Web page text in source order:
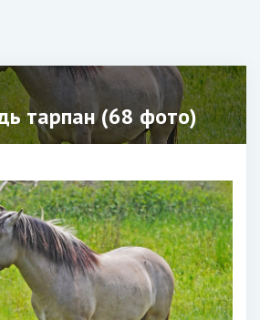
тарпан (68 фото)